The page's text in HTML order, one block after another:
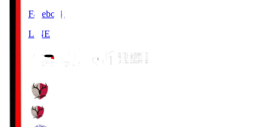
Facebook
LINE